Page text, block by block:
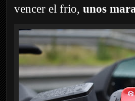
vencer el frio, unos